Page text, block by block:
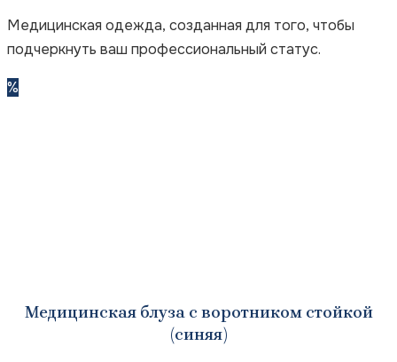
Медицинская одежда, созданная для того, чтобы
подчеркнуть ваш профессиональный статус.
%
Медицинская блуза с воротником стойкой
(синяя)